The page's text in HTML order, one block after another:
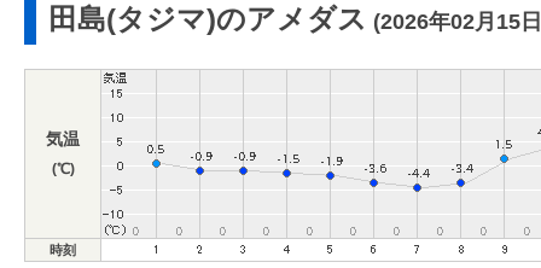
田島(タジマ)のアメダス (2026年02月15
気温
(℃)
時刻